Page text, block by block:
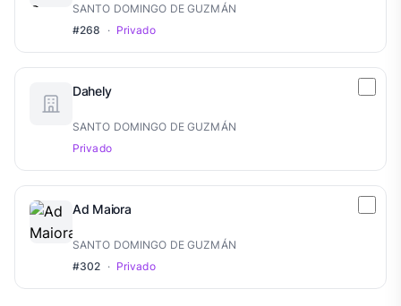
SANTO DOMINGO DE GUZMÁN
#268
· Privado
Dahely
SANTO DOMINGO DE GUZMÁN
Privado
Ad Maiora
SANTO DOMINGO DE GUZMÁN
#302 · Privado